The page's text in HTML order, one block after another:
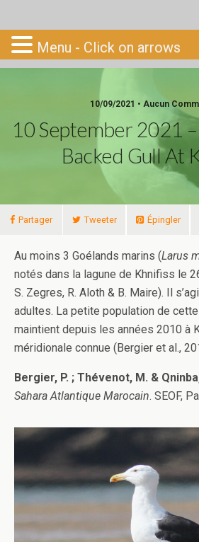
Go-South
10/09/2021 • Aucun
10 September 2021
Backed Gull At
Partager Tweeter Épingler
Au moins 3 Goélands marins (Larus
notés dans la lagune de Khnifiss le
S. Zegres, R. Aloth & B. Maire). Il
adultes. La petite population de
maintient depuis les années 2010 à
méridionale connue (Bergier et al.,
Bergier, P. ; Thévenot, M. &
Sahara Atlantique Marocain. SEOF,
Menu - Click on arrows